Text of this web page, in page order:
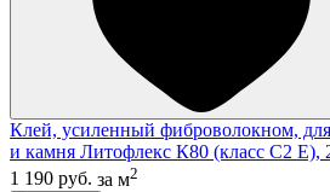
Клей, усиленный фиброволокном,
и камня Литофлекс К80 (класс С2 E),
1 190 руб. за м2